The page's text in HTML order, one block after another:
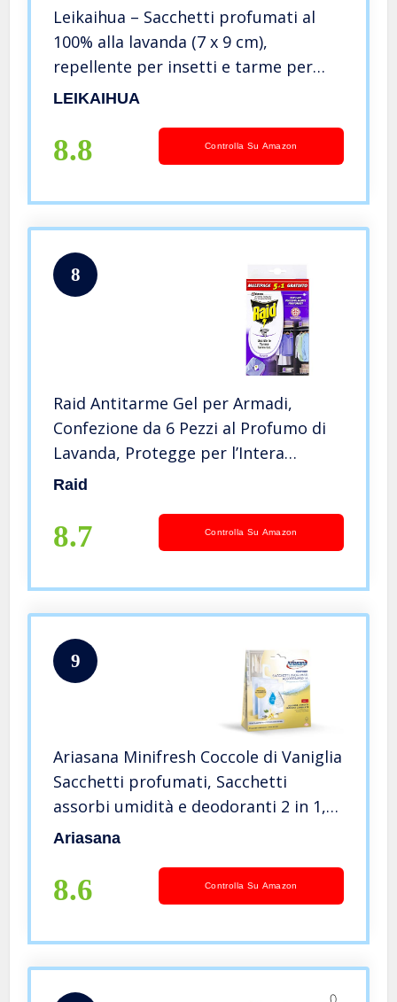
Leikaihua – Sacchetti profumati al
100% alla lavanda (7 x 9 cm),
repellente per insetti e tarme per
vestiti, cassetti, armadi, scarpe,
LEIKAIHUA
8.8 Controlla Su Amazon
8
Raid Antitarme Gel per Armadi,
Confezione da 6 Pezzi al Profumo di
Lavanda, Protegge per l’Intera
Stagione
Raid
8.7 Controlla Su Amazon
9
Ariasana Minifresh Coccole di Vaniglia
Sacchetti profumati, Sacchetti
assorbi umidità e deodoranti 2 in 1,
Deodorante cassetti, armadi e piccoli
Ariasana
8.6 Controlla Su Amazon